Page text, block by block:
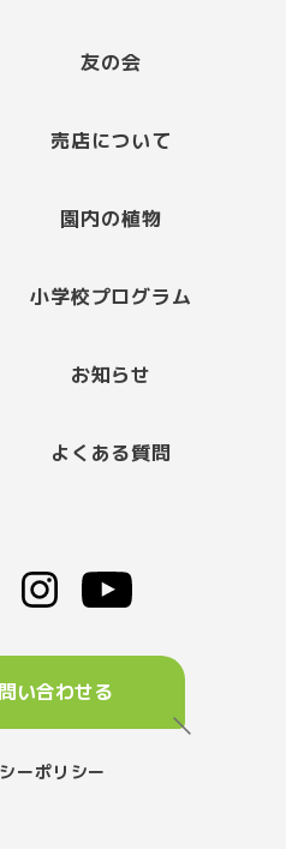
友の会
売店について
園内の植物
小学校プログラム
お知らせ
よくある質問
い合わせる
ーポリシー